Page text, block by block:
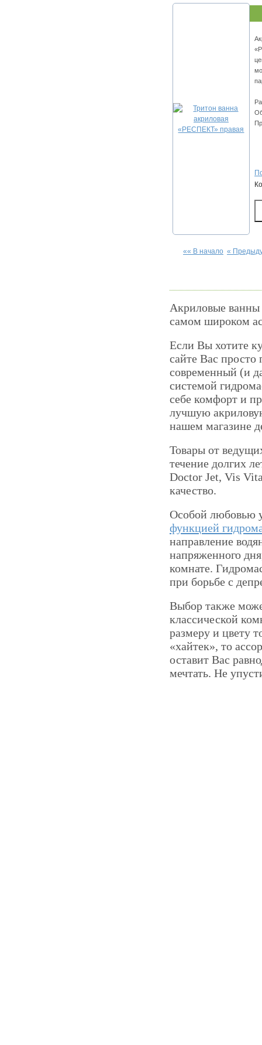
«« В начало «
Акриловые
самом широком
Если Вы хотите
сайте Вас
современный (и
системой
себе комфорт и
лучшую
нашем магазине
Товары от
течение долгих
Doctor Jet, Vis
качество.
Особой любовью
функцией
направление
напряженного
комнате.
при борьбе с
Выбор также
классической
размеру и цвету
«хайтек», то
оставит Вас
мечтать. Не